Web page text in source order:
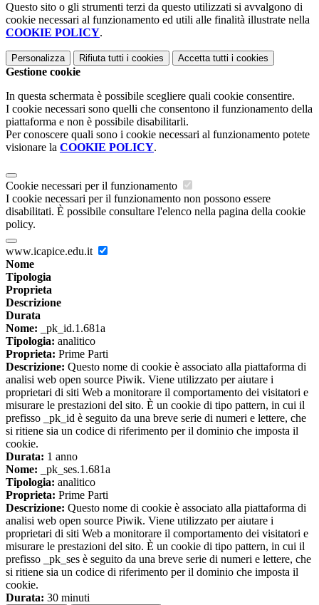
Questo sito o gli strumenti terzi da questo utilizzati si avvalgono di
cookie necessari al funzionamento ed utili alle finalità illustrate nella
COOKIE POLICY.
Personalizza Rifiuta tutti i cookies Accetta tutti i cookies
Gestione cookie
In questa schermata è possibile scegliere quali cookie consentire.
I cookie necessari sono quelli che consentono il funzionamento della
piattaforma e non è possibile disabilitarli.
Per conoscere quali sono i cookie necessari al funzionamento potete
visionare la COOKIE POLICY.
Cookie necessari per il funzionamento
I cookie necessari per il funzionamento non possono essere
disabilitati. È possibile consultare l'elenco nella pagina della cookie
policy.
www.icapice.edu.it
Nome
Tipologia
Proprieta
Descrizione
Durata
Nome: _pk_id.1.681a
Tipologia: analitico
Proprieta: Prime Parti
Descrizione: Questo nome di cookie è associato alla piattaforma di
analisi web open source Piwik. Viene utilizzato per aiutare i
proprietari di siti Web a monitorare il comportamento dei visitatori e
misurare le prestazioni del sito. È un cookie di tipo pattern, in cui il
prefisso _pk_id è seguito da una breve serie di numeri e lettere, che
si ritiene sia un codice di riferimento per il dominio che imposta il
cookie.
Durata: 1 anno
Nome: _pk_ses.1.681a
Tipologia: analitico
Proprieta: Prime Parti
Descrizione: Questo nome di cookie è associato alla piattaforma di
analisi web open source Piwik. Viene utilizzato per aiutare i
proprietari di siti Web a monitorare il comportamento dei visitatori e
misurare le prestazioni del sito. È un cookie di tipo pattern, in cui il
prefisso _pk_ses è seguito da una breve serie di numeri e lettere, che
si ritiene sia un codice di riferimento per il dominio che imposta il
cookie.
Durata: 30 minuti